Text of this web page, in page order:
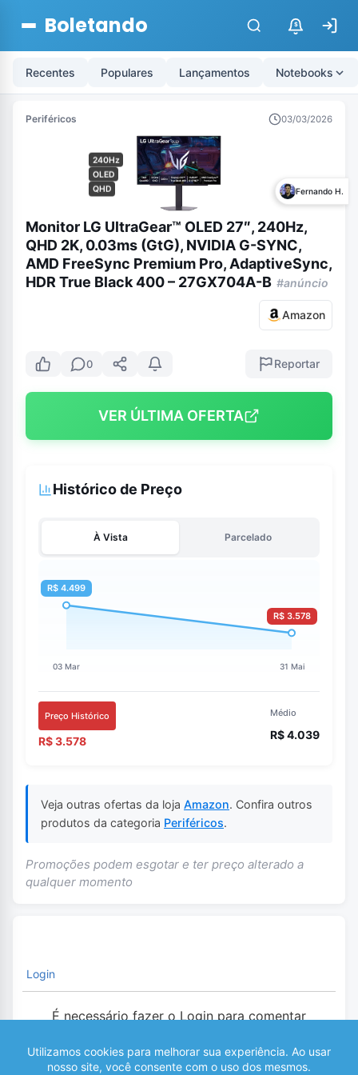
Boletando $
Recentes Populares Lançamentos Notebooks
Periféricos 03/03/2026
240Hz
OLED
QHD
Fernando H.
Monitor LG UltraGear™ OLED 27″, 240Hz,
QHD 2K, 0.03ms (GtG), NVIDIA G-SYNC,
AMD FreeSync Premium Pro, AdaptiveSync,
HDR True Black 400 – 27GX704A-B #anúncio
Amazon
0 Reportar
VER ÚLTIMA OFERTA
Histórico de Preço
À Vista Parcelado
Preço Histórico
R$ 3.578
Médio
R$ 4.039
Veja outras ofertas da loja Amazon. Confira outros
produtos da categoria Periféricos.
Promoções podem esgotar e ter preço alterado a
qualquer momento
Login
É necessário fazer o Login para comentar
0 COMENTÁRIOS